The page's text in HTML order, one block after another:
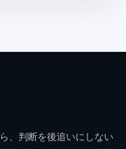
、判断を後追いにしない